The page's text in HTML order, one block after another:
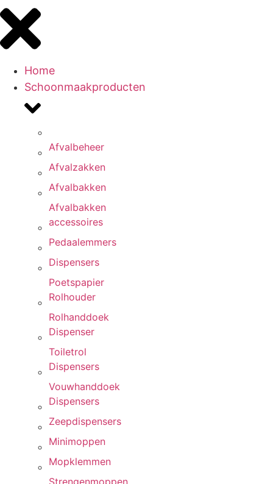
Home
Schoonmaakproducten
Afvalbeheer
Afvalzakken
Afvalbakken
Afvalbakken
accessoires
Pedaalemmers
Dispensers
Poetspapier
Rolhouder
Rolhanddoek
Dispenser
Toiletrol
Dispensers
Vouwhanddoek
Dispensers
Zeepdispensers
Minimoppen
Mopklemmen